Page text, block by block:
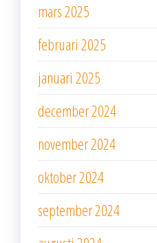
mars 2025
februari 2025
januari 2025
december 2024
november 2024
oktober 2024
september 2024